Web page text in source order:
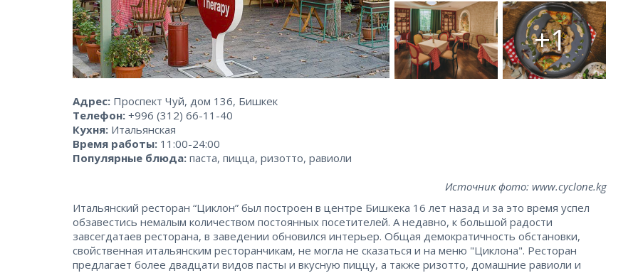
+1
Адрес: Проспект Чуй, дом 136, Бишкек
Телефон: +996 (312) 66-11-40
Кухня: Итальянская
Время работы: 11:00-24:00
Популярные блюда: паста, пицца, ризотто, равиоли
Источник фото: www.cyclone.kg
Итальянский ресторан “Циклон” был построен в центре Бишкека 16 лет назад и за это время успел
обзавестись немалым количеством постоянных посетителей. А недавно, к большой радости
завсегдатаев ресторана, в заведении обновился интерьер. Общая демократичность обстановки,
свойственная итальянским ресторанчикам, не могла не сказаться и на меню "Циклона". Ресторан
предлагает более двадцати видов пасты и вкусную пиццу, а также ризотто, домашние равиоли и